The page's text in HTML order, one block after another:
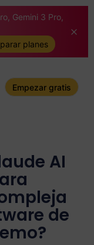
Gemini 3 Pro,
planes
Empezar gratis
AI
de